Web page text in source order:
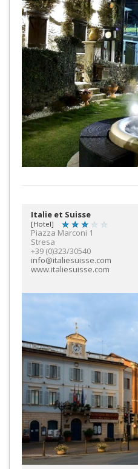
Italie et Suisse
[Hotel]
Piazza Marconi 1
Stresa
+39 (0)323/30540
info@italiesuisse.com
www.italiesuisse.com